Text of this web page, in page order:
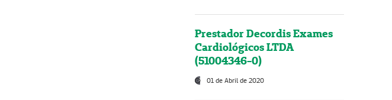
Prestador Decordis Exames
Cardiológicos LTDA
(51004346-0)
01 de Abril de 2020